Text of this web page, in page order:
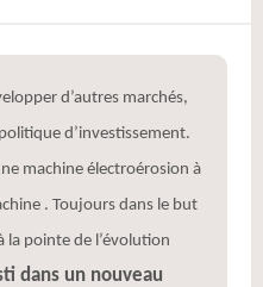
d’autres marchés,
d’investissement.
machine électroérosion à
. Toujours dans le but
la pointe de l’évolution
dans un nouveau